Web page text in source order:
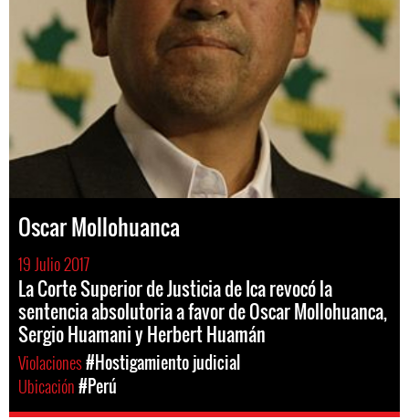
Oscar Mollohuanca
19 Julio 2017
La Corte Superior de Justicia de Ica revocó la
sentencia absolutoria a favor de Oscar Mollohuanca,
Sergio Huamani y Herbert Huamán
Violaciones#Hostigamiento judicial
Ubicación#Perú